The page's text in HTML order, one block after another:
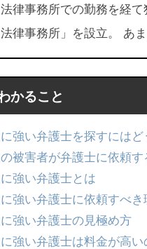
律事務所での勤務を経
律事務所」を設立。 あ
かること
強い弁護士を探すにはど
被害者が弁護士に依頼す
強い弁護士とは
強い弁護士に依頼すべき
強い弁護士の見極め方
強い弁護士は料金が高い